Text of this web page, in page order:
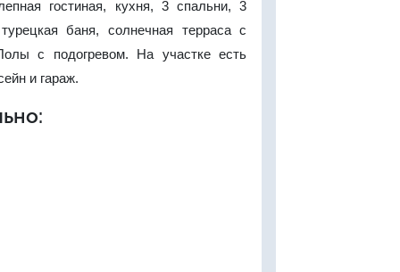
гостиная, кухня, 3 спальни, 3
баня, солнечная терраса с
с подогревом. На участке есть
и гараж.